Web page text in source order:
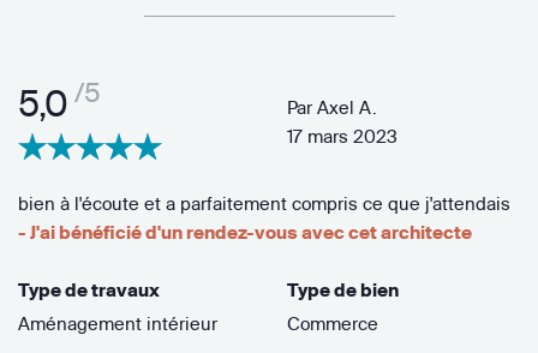
5,0 /5 Par Axel A.
17 mars 2023
bien à l'écoute et a parfaitement compris ce que j'attendais
- J'ai bénéficié d'un rendez-vous avec cet architecte
Type de travaux
Aménagement intérieur
Type de bien
Commerce